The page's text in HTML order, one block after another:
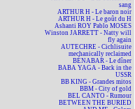
sang
ARTHUR H - Le baron noir
ARTHUR H - Le goût du H
Ashanti ROY Pablo MOSES
Winston JARRETT - Natty will
fly again
AUTECHRE - Cichlisuite
mechanically reclaimed
BÉNABAR - Le dîner
BABA YAGA - Back in the
USSR
BB KING - Grandes mitos
BBM - City of gold
BEL CANTO - Rumour
BETWEEN THE BURIED